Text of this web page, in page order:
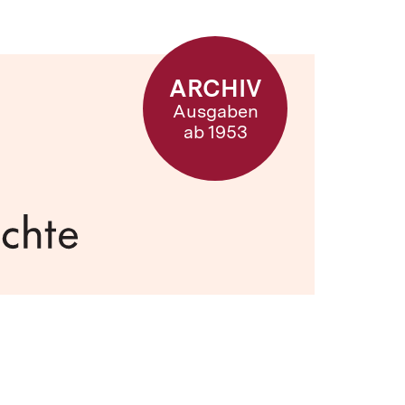
ARCHIV
Ausgaben
ab 1953